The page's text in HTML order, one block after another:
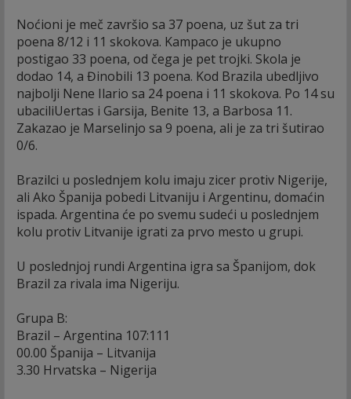
Noćioni je meč završio sa 37 poena, uz šut za tri
poena 8/12 i 11 skokova. Kampaco je ukupno
postigao 33 poena, od čega je pet trojki. Skola je
dodao 14, a Đinobili 13 poena. Kod Brazila ubedljivo
najbolji Nene Ilario sa 24 poena i 11 skokova. Po 14 su
ubaciliUertas i Garsija, Benite 13, a Barbosa 11.
Zakazao je Marselinjo sa 9 poena, ali je za tri šutirao
0/6.
Brazilci u poslednjem kolu imaju zicer protiv Nigerije,
ali Ako Španija pobedi Litvaniju i Argentinu, domaćin
ispada. Argentina će po svemu sudeći u poslednjem
kolu protiv Litvanije igrati za prvo mesto u grupi.
U poslednjoj rundi Argentina igra sa Španijom, dok
Brazil za rivala ima Nigeriju.
Grupa B:
Brazil – Argentina 107:111
00.00 Španija – Litvanija
3.30 Hrvatska – Nigerija